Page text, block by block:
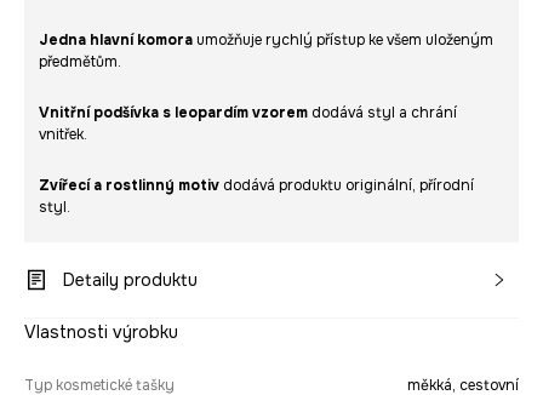
Jedna hlavní komora umožňuje rychlý přístup ke všem uloženým
předmětům.
Vnitřní podšívka s leopardím vzorem dodává styl a chrání
vnitřek.
Zvířecí a rostlinný motiv dodává produktu originální, přírodní
styl.
Detaily produktu
Vlastnosti výrobku
Typ kosmetické tašky měkká, cestovní